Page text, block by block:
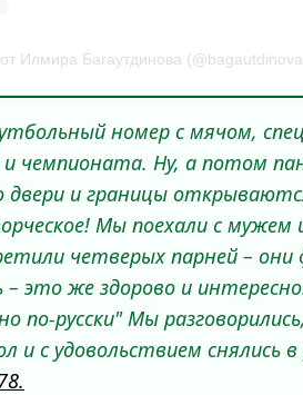
Илмира Багаутдинова
номер с мячом,
и чемпионата. Ну, а потом
и границы
Мы поехали с
четверых парней –
– это же здорово и
по-русски" Мы
и с удовольствием снялись в
78.